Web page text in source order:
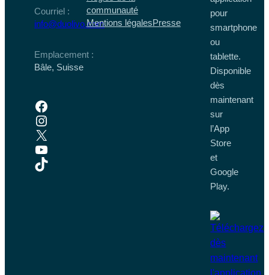
Courriel :
info@duolivo.com
Emplacement :
Bâle, Suisse
Facebook
Instagram
X
YouTube
TikTok
communauté
Mentions légalesPresse
pour
smartphone
ou
tablette.
Disponible
dès
maintenant
sur
l’App
Store
et
Google
Play.